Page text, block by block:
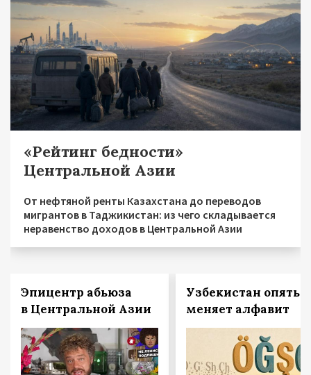
«Рейтинг бедности»
Центральной Азии
От нефтяной ренты Казахстана до переводов
мигрантов в Таджикистан: из чего складывается
неравенство доходов в Центральной Азии
Эпицентр абьюза
в Центральной Азии
Узбекистан опять
меняет алфавит